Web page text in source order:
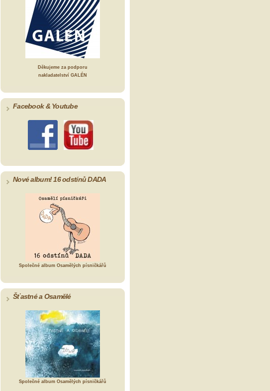
Děkujeme za podporu
nakladatelství GALÉN
Facebook & Youtube
Nové album! 16 odstínů DADA
Společné album Osamělých písničkářů
Šťastné a Osamělé
Společné album Osamělých písničkářů